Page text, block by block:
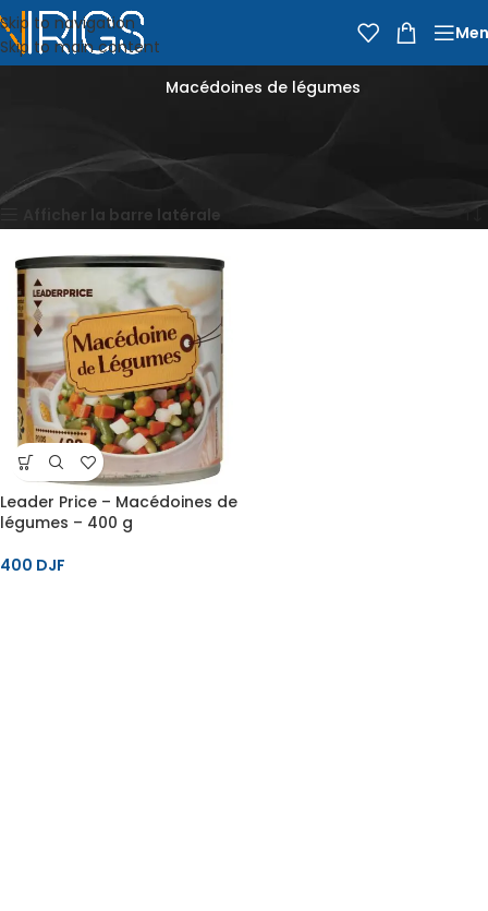
Skip to navigation
Skip to main content
Macédoines de légumes
Voici le seul résultat
Afficher la barre latérale
Leader Price – Macédoines de
légumes – 400 g
400 DJF